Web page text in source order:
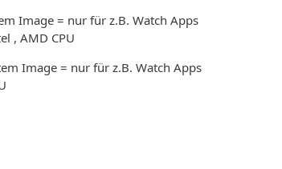
Image = nur für z.B. Watch Apps
, AMD CPU
Image = nur für z.B. Watch Apps